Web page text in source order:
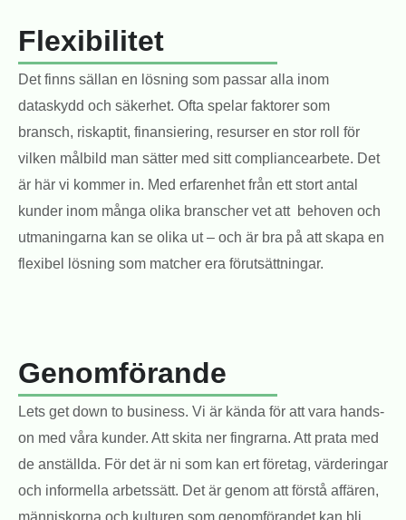
Flexibilitet
Det finns sällan en lösning som passar alla inom
dataskydd och säkerhet. Ofta spelar faktorer som
bransch, riskaptit, finansiering, resurser en stor roll för
vilken målbild man sätter med sitt compliancearbete. Det
är här vi kommer in. Med erfarenhet från ett stort antal
kunder inom många olika branscher vet att behoven och
utmaningarna kan se olika ut – och är bra på att skapa en
flexibel lösning som matcher era förutsättningar.
Genomförande
Lets get down to business. Vi är kända för att vara hands-
on med våra kunder. Att skita ner fingrarna. Att prata med
de anställda. För det är ni som kan ert företag, värderingar
och informella arbetssätt. Det är genom att förstå affären,
människorna och kulturen som genomförandet kan bli